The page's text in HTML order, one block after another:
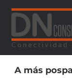
contenido
A más